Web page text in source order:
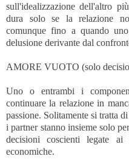
sull'idealizzazione dell'altro
dura solo se la relazione
comunque fino a quando
delusione derivante dal
AMORE VUOTO (solo
Uno o entrambi i
continuare la relazione in
passione. Solitamente si tratta
i partner stanno insieme solo
decisioni coscienti legate
economiche.